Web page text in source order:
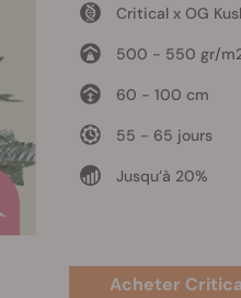
Critical x OG
500 - 550 gr/
60 - 100 cm
55 - 65 jours
Jusqu’à 20%
Acheter